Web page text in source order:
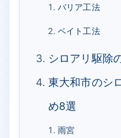
バリア工法
ベイト工法
シロアリ駆除
東大和市のシ
め8選
雨宮